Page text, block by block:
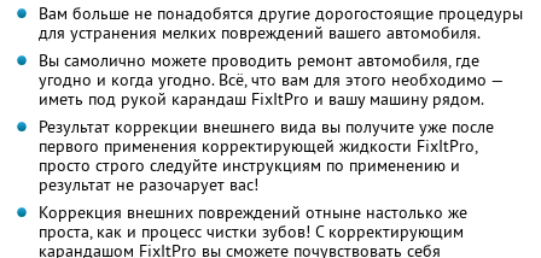
Вам больше не понадобятся другие дорогостоящие процедуры
для устранения мелких повреждений вашего автомобиля.
Вы самолично можете проводить ремонт автомобиля, где
угодно и когда угодно. Всё, что вам для этого необходимо —
иметь под рукой карандаш FixItPro и вашу машину рядом.
Результат коррекции внешнего вида вы получите уже после
первого применения корректирующей жидкости FixItPro,
просто строго следуйте инструкциям по применению и
результат не разочарует вас!
Коррекция внешних повреждений отныне настолько же
проста, как и процесс чистки зубов! С корректирующим
карандашом FixItPro вы сможете почувствовать себя